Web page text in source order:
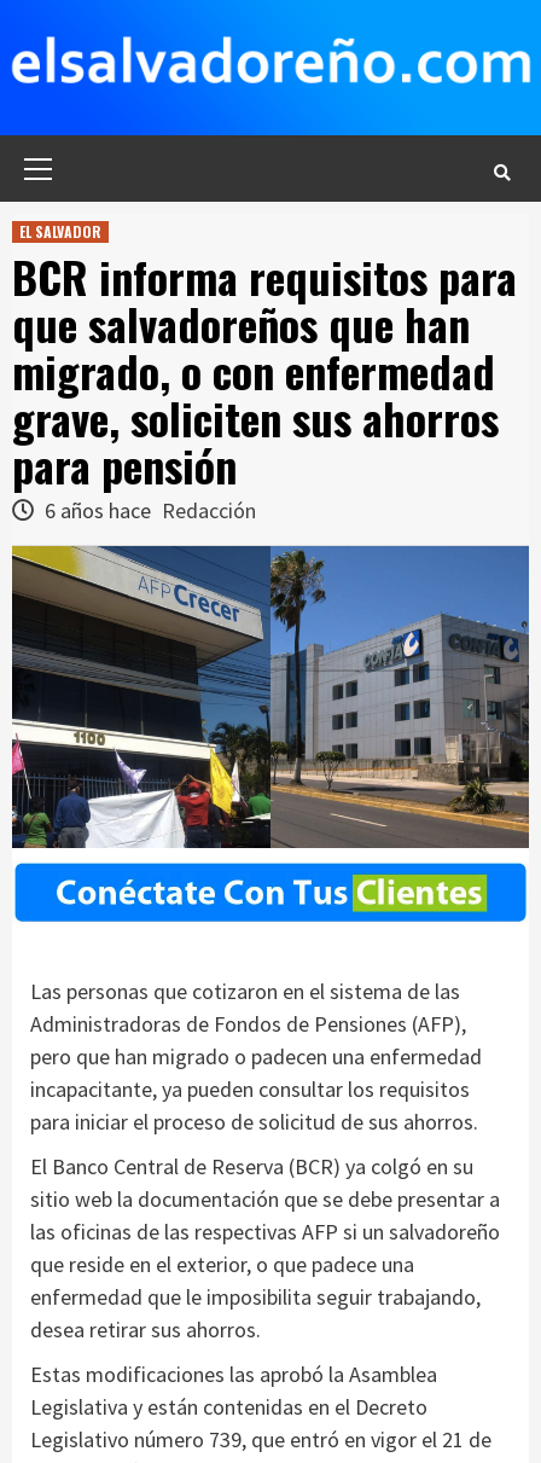
contenido
EL SALVADOR
BCR informa requisitos para
que salvadoreños que han
migrado, o con enfermedad
grave, soliciten sus ahorros
para pensión
6 años hace Redacción
Las personas que cotizaron en el sistema de las
Administradoras de Fondos de Pensiones (AFP),
pero que han migrado o padecen una enfermedad
incapacitante, ya pueden consultar los requisitos
para iniciar el proceso de solicitud de sus ahorros.
El Banco Central de Reserva (BCR) ya colgó en su
sitio web la documentación que se debe presentar a
las oficinas de las respectivas AFP si un salvadoreño
que reside en el exterior, o que padece una
enfermedad que le imposibilita seguir trabajando,
desea retirar sus ahorros.
Estas modificaciones las aprobó la Asamblea
Legislativa y están contenidas en el Decreto
Legislativo número 739, que entró en vigor el 21 de